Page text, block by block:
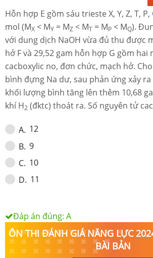
Hỗn hợp E gồm sáu trieste X, Y, Z, T,
mol (MX < MY = MZ < MT = MP < MQ).
với dung dịch NaOH vừa đủ thu được
hở F và 29,52 gam hỗn hợp G gồm hai
cacboxylic no, đơn chức, mạch hở.
bình đựng Na dư, sau phản ứng xảy
khối lượng bình tăng lên thêm 10,68
khí H2 (đktc) thoát ra. Số nguyên tử
A. 12
B. 9
C. 10
D. 11
Đáp án đúng: A
ÔN THI ĐÁNH GIÁ NĂNG LỰC
BÀI BẢN